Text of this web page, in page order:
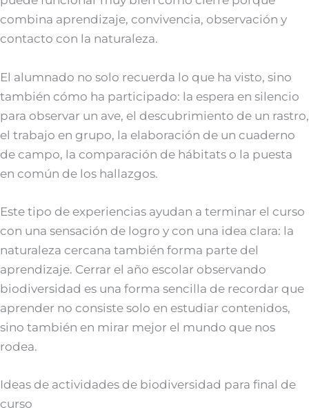
combina aprendizaje, convivencia, observación y
contacto con la naturaleza.
El alumnado no solo recuerda lo que ha visto, sino
también cómo ha participado: la espera en silencio
para observar un ave, el descubrimiento de un rastro,
el trabajo en grupo, la elaboración de un cuaderno
de campo, la comparación de hábitats o la puesta
en común de los hallazgos.
Este tipo de experiencias ayudan a terminar el curso
con una sensación de logro y con una idea clara: la
naturaleza cercana también forma parte del
aprendizaje. Cerrar el año escolar observando
biodiversidad es una forma sencilla de recordar que
aprender no consiste solo en estudiar contenidos,
sino también en mirar mejor el mundo que nos
rodea.
Ideas de actividades de biodiversidad para final de
curso